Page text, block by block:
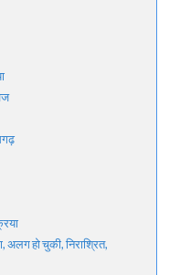
अलग हो चुकी, निराश्रित,